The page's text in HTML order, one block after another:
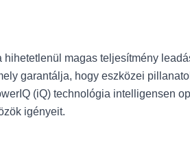
magas teljesítmény
garantálja, hogy eszközei
(iQ) technológia intelligensen
igényeit.